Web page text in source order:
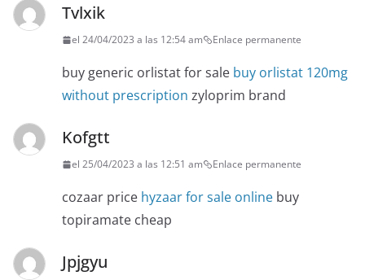
Tvlxik
el 24/04/2023 a las 12:54 am Enlace permanente
buy generic orlistat for sale buy orlistat 120mg
without prescription zyloprim brand
Kofgtt
el 25/04/2023 a las 12:51 am Enlace permanente
cozaar price hyzaar for sale online buy
topiramate cheap
Jpjgyu